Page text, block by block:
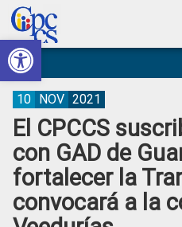
Abrir barra de herramientas
Skip
to
primary
navigation
Skip
to
main
content
Skip
to
primary
sidebar
Skip
to
footer
Consejo
de
Participación
Ciudadana
Control
Social
Construyendo
Poder
Ciudadano
El CPCCS
con GAD de
fortalecer la
convocará a la
10 NOV 2021